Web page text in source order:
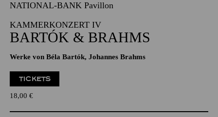
NATIONAL-BANK Pavillon
KAMMERKONZERT IV
BARTÓK & BRAHMS
Werke von Béla Bartók, Johannes Brahms
TICKETS
18,00 €